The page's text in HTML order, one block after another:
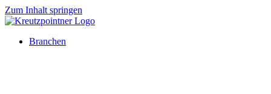
Zum Inhalt springen
Branchen